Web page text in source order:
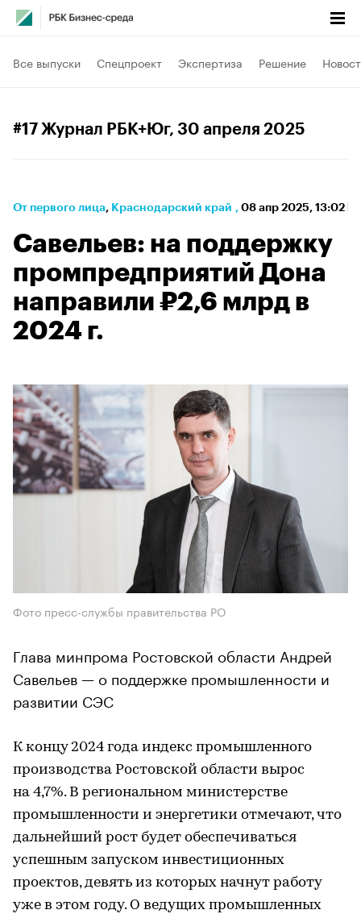
Все выпуски Спецпроект Экспертиза Решение
#17 Журнал РБК+Юг, 30 апреля 2025
От первого лица⁠, Краснодарский край , 08 апр 2025, 13:02
Савельев: на поддержку
промпредприятий Дона
направили ₽2,6 млрд в
2024 г.
Фото пресс-службы правительства РО
Глава минпрома Ростовской области Андрей
Савельев — о поддержке промышленности и
развитии СЭС
К концу 2024 года индекс промышленного
производства Ростовской области вырос
на 4,7%. В региональном министерстве
промышленности и энергетики отмечают, что
дальнейший рост будет обеспечиваться
успешным запуском инвестиционных
проектов, девять из которых начнут работу
уже в этом году. О ведущих промышленных